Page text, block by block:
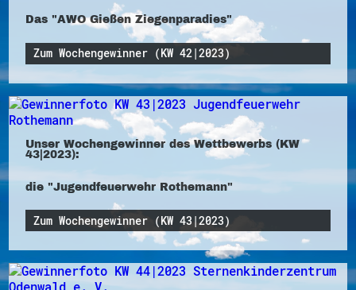
Das "AWO Gießen Ziegenparadies"
Zum Wochengewinner (KW 42|2023)
Unser Wochengewinner des Wettbewerbs (KW
43|2023):
die "Jugendfeuerwehr Rothemann"
Zum Wochengewinner (KW 43|2023)